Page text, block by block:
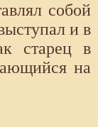
собой
и в
старец в
на